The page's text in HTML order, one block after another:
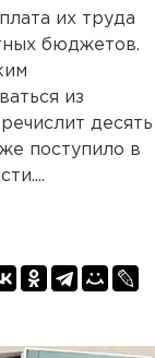
их труда
бюджетов.
из
десять
поступило в